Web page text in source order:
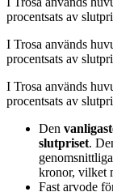
procentsats av
I Trosa används
procentsats av
I Trosa används
procentsats av
Den
slutpriset.
kronor, vilket
Fast arvode